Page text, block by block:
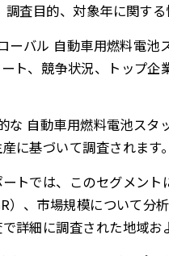
査目的、対象年に関する
ーバル 自動車用燃料電
ト、競争状況、トップ
な 自動車用燃料電池ス
に基づいて調査されます。
トでは、このセグメン
）、市場規模について分
詳細に調査された地域お